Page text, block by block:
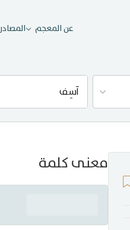
عن المعجم المصادر
معنى كلمة